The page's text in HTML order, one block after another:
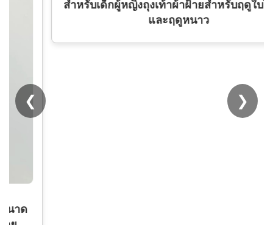
ถุงเท้าเด็ก Strawberry Bear เพิ่มกำมะหยี่หนาฤดู
❮ ❯